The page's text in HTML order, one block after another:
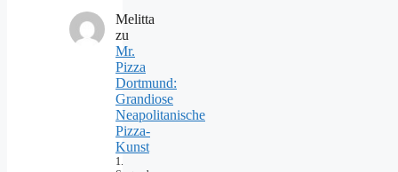
Melitta
zu
Mr.
Pizza
Dortmund:
Grandiose
Neapolitanische
Pizza-
Kunst
1.